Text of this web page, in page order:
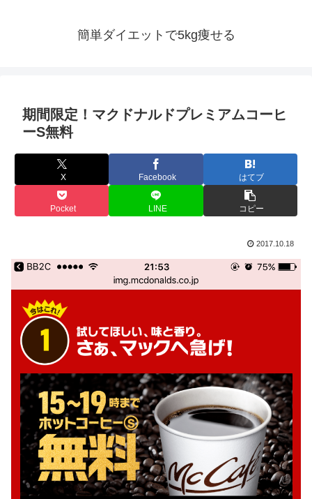
簡単ダイエットで5kg痩せる
期間限定！マクドナルドプレミアムコーヒ
ーS無料
X Facebook はてブ
Pocket LINE コピー
2017.10.18